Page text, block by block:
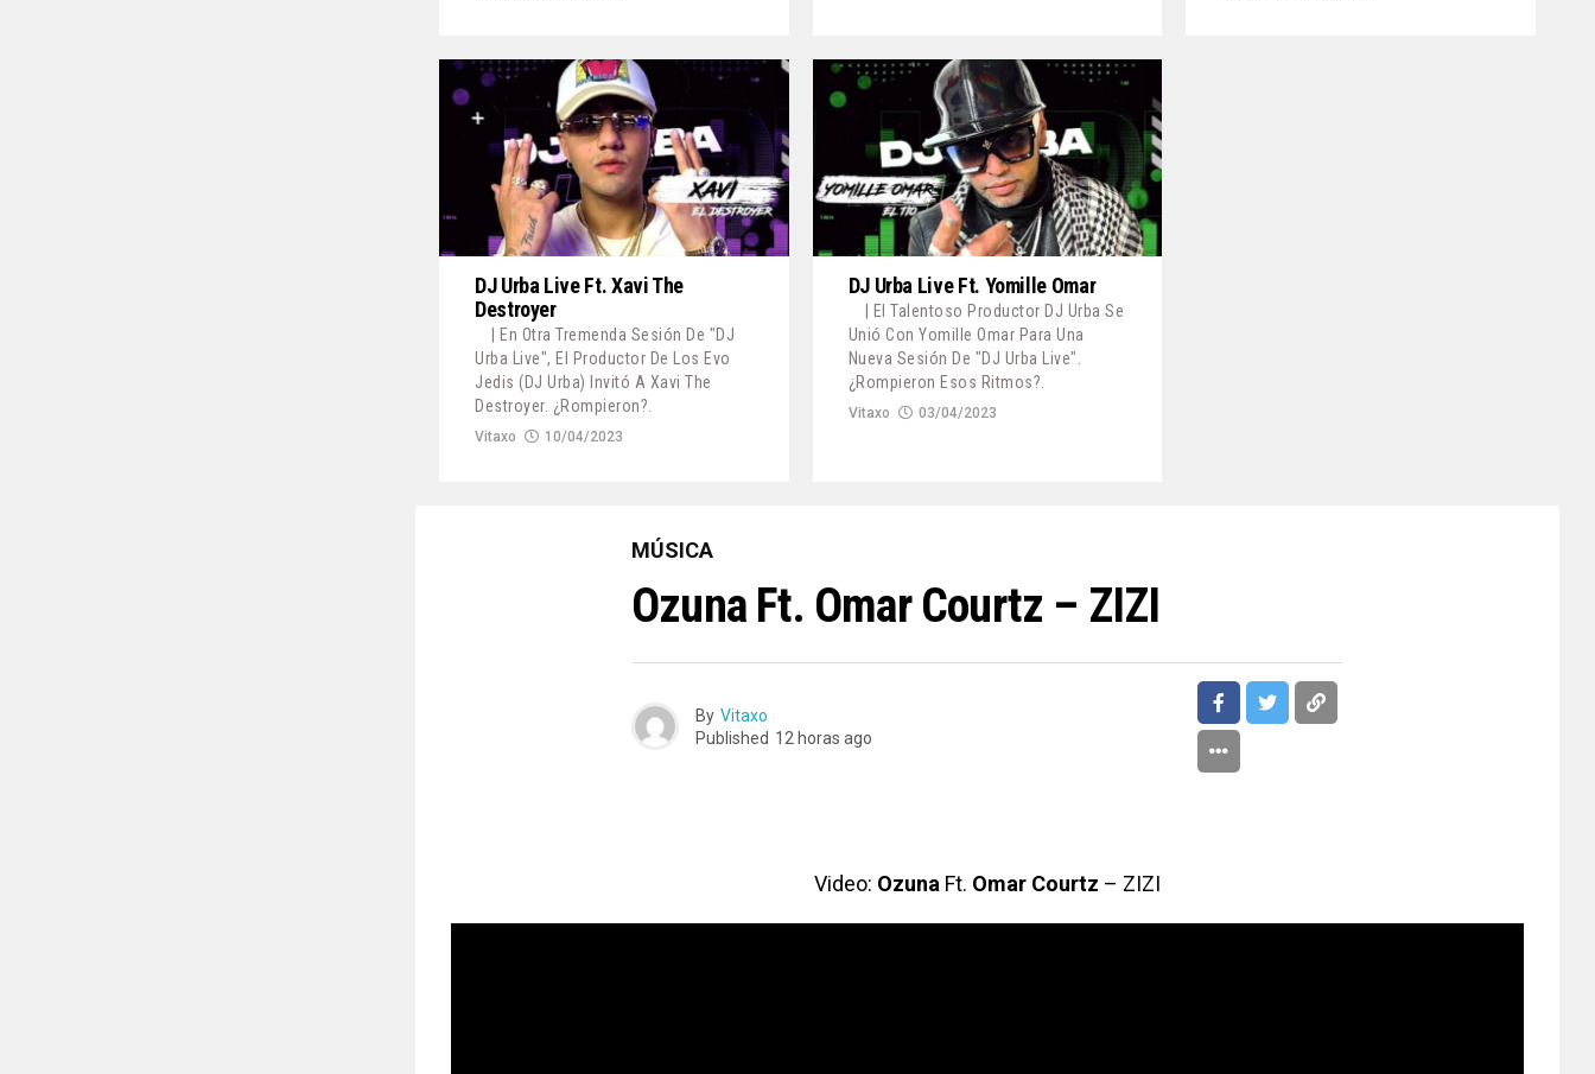
DJ Urba Live Ft. Xavi The
Destroyer
| En Otra Tremenda Sesión De "DJ
Urba Live", El Productor De Los Evo
Jedis (DJ Urba) Invitó A Xavi The
Destroyer. ¿Rompieron?.
Vitaxo 10/04/2023
DJ Urba Live Ft. Yomille Omar
| El Talentoso Productor DJ Urba Se
Unió Con Yomille Omar Para Una
Nueva Sesión De "DJ Urba Live".
¿Rompieron Esos Ritmos?.
Vitaxo 03/04/2023
MÚSICA
Ozuna Ft. Omar Courtz – ZIZI
By Vitaxo
Published 12 horas ago
Video: Ozuna Ft. Omar Courtz – ZIZI